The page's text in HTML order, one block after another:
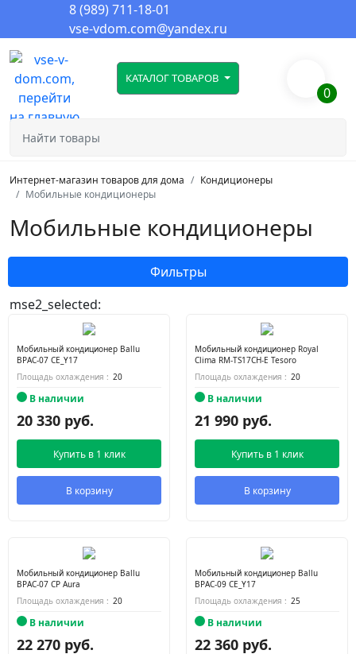
8 (989) 711-18-01
vse-vdom.com@yandex.ru
КАТАЛОГ ТОВАРОВ
0
Интернет-магазин товаров для дома
Кондиционеры
Мобильные кондиционеры
Мобильные кондиционеры
Фильтры
mse2_selected:
Мобильный кондиционер Ballu
BPAC-07 CE_Y17
Площадь охлаждения : 20
В наличии
20 330 руб.
Купить в 1 клик
В корзину
Мобильный кондиционер Royal
Clima RM-TS17CH-E Tesoro
Площадь охлаждения : 20
В наличии
21 990 руб.
Купить в 1 клик
В корзину
Мобильный кондиционер Ballu
BPAC-07 CP Aura
Площадь охлаждения : 20
В наличии
22 270 руб.
Мобильный кондиционер Ballu
BPAC-09 CE_Y17
Площадь охлаждения : 25
В наличии
22 360 руб.